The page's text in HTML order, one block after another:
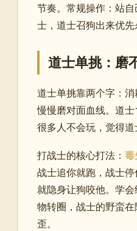
节奏。常规操作：站
士，道士召狗出来优先
道士单挑：磨
道士单挑靠两个字：
慢慢磨对面血线。道
很多人不会玩，觉得道
打战士的核心打法： 毒
战士追你就跑，战士
就隐身让狗咬他。学
物转圈，战士的野蛮
歪。